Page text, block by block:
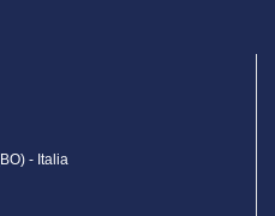
- Italia